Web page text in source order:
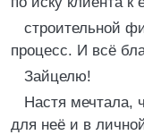
строительной
процесс. И всё
Зайцелю!
Настя мечтала,
для неё и в